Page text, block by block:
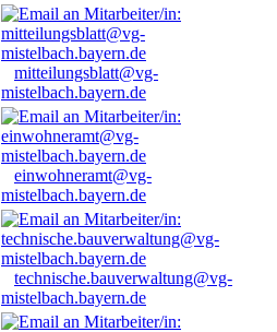
mitteilungsblatt@vg-
mistelbach.bayern.de
einwohneramt@vg-
mistelbach.bayern.de
technische.bauverwaltung@vg-
mistelbach.bayern.de